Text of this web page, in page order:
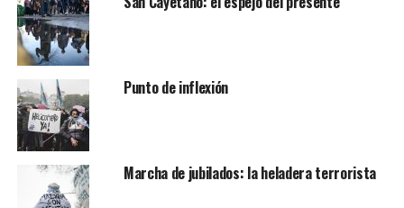
Punto de inflexión
Marcha de jubilados: la heladera terrorista